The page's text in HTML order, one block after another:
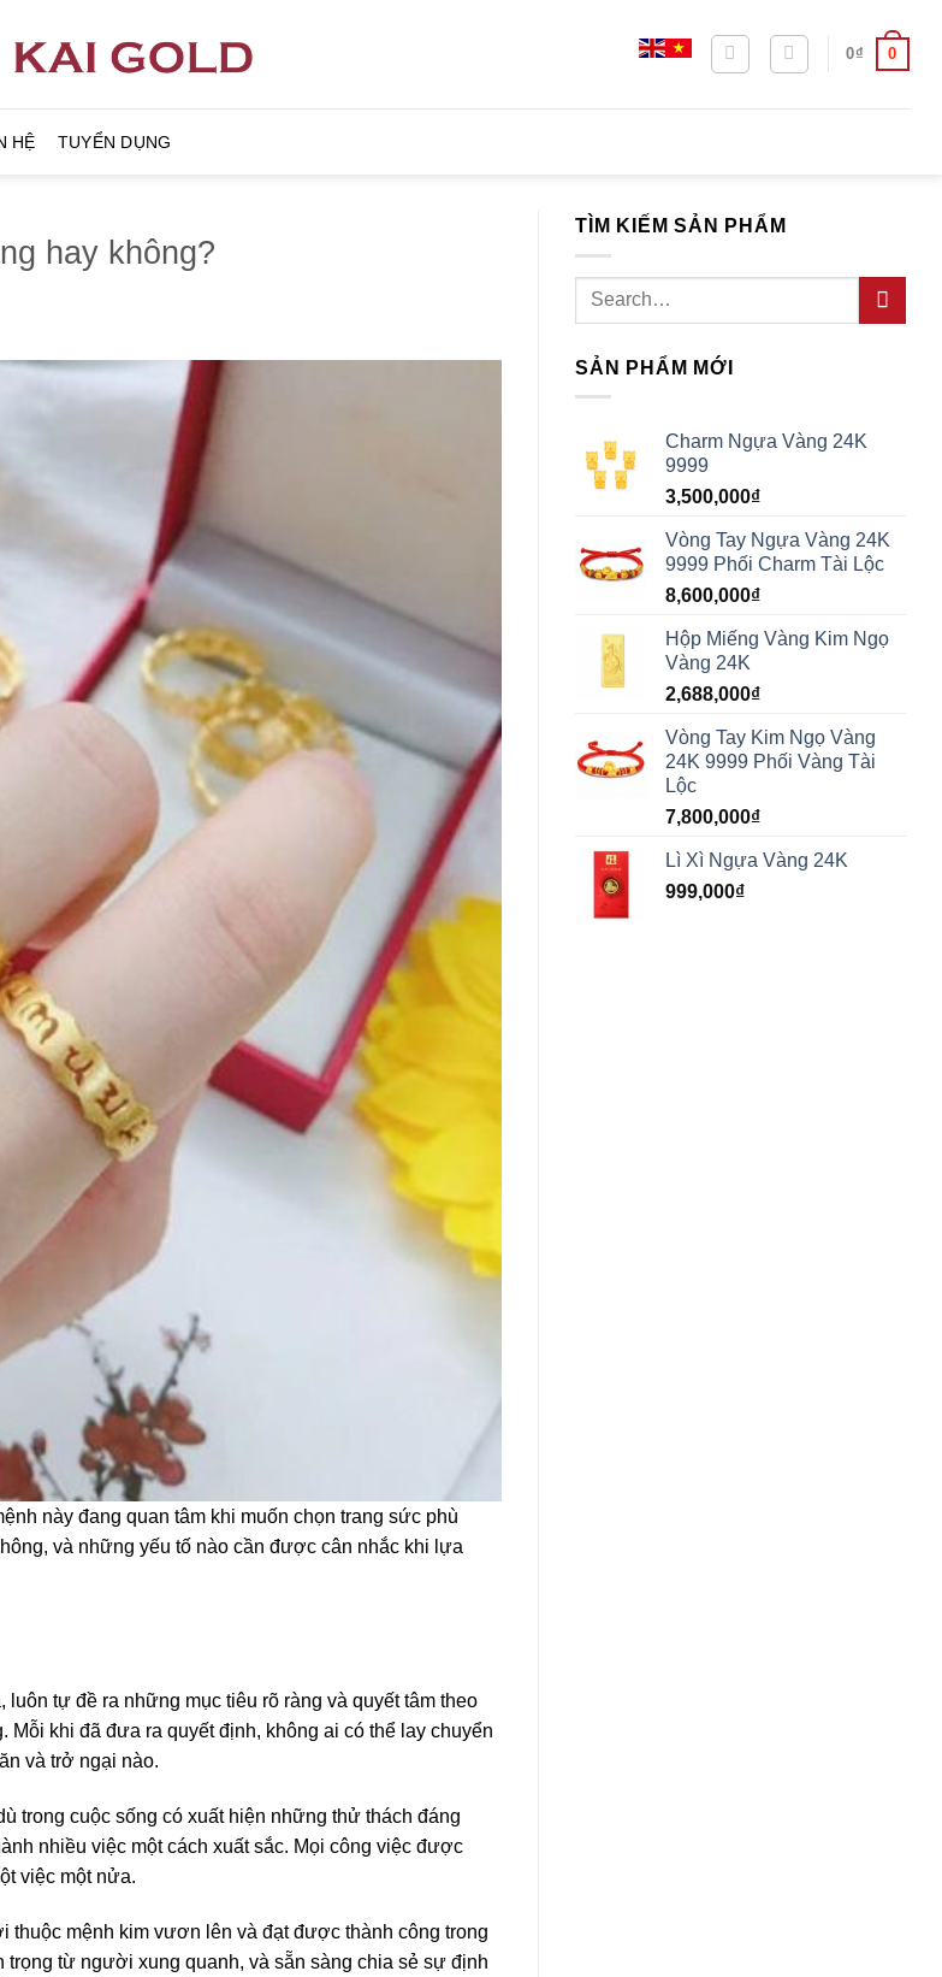
0₫ 0
HỆ TUYỂN DỤNG
hay không?
này đang quan tâm khi muốn chọn trang sức phù
và những yếu tố nào cần được cân nhắc khi lựa
tự đề ra những mục tiêu rõ ràng và quyết tâm theo
khi đã đưa ra quyết định, không ai có thể lay chuyển
và trở ngại nào.
trong cuộc sống có xuất hiện những thử thách đáng
nhiều việc một cách xuất sắc. Mọi công việc được
việc một nửa.
mệnh kim vươn lên và đạt được thành công trong
từ người xung quanh, và sẵn sàng chia sẻ sự định
TÌM KIẾM SẢN PHẨM
Search
SẢN PHẨM MỚI
Charm Ngựa Vàng 24K
9999
3,500,000₫
Vòng Tay Ngựa Vàng 24K
9999 Phối Charm Tài Lộc
8,600,000₫
Hộp Miếng Vàng Kim Ngọ
Vàng 24K
2,688,000₫
Vòng Tay Kim Ngọ Vàng
24K 9999 Phối Vàng Tài
Lộc
7,800,000₫
Lì Xì Ngựa Vàng 24K
999,000₫